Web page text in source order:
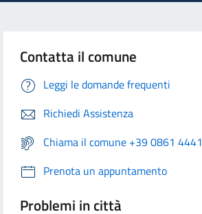
Contatta il comune
Leggi le domande frequenti
Richiedi Assistenza
Chiama il comune +39 0861 4441
Prenota un appuntamento
Problemi in città